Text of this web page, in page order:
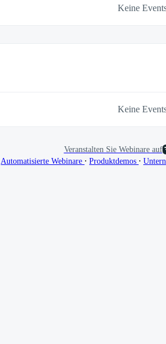
Keine
Keine
Veranstalten Sie Webinare auf
Automatisierte Webinare ∙ Produktdemos ∙